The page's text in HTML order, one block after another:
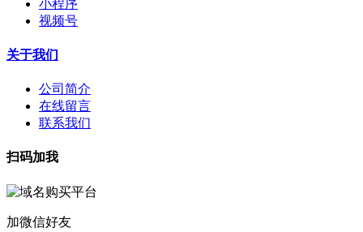
小程序
视频号
关于我们
公司简介
在线留言
联系我们
扫码加我
加微信好友